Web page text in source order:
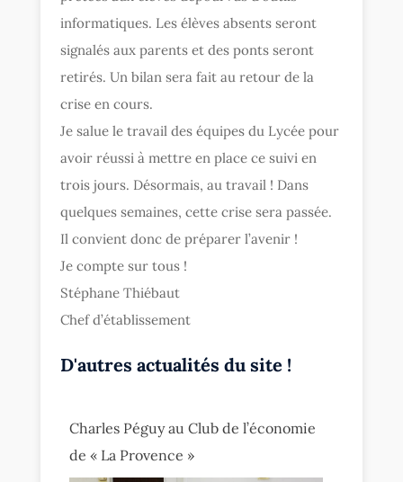
informatiques. Les élèves absents seront
signalés aux parents et des ponts seront
retirés. Un bilan sera fait au retour de la
crise en cours.
Je salue le travail des équipes du Lycée pour
avoir réussi à mettre en place ce suivi en
trois jours. Désormais, au travail ! Dans
quelques semaines, cette crise sera passée.
Il convient donc de préparer l’avenir !
Je compte sur tous !
Stéphane Thiébaut
Chef d’établissement
D'autres actualités du site !
Charles Péguy au Club de l’économie
de « La Provence »